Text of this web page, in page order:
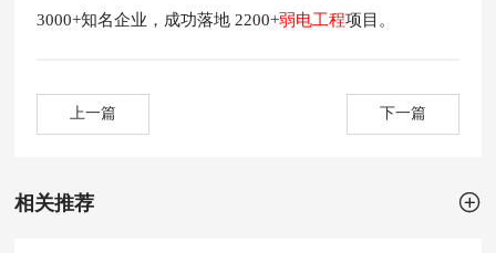
3000+知名企业，成功落地 2200+弱电工程项目。
上一篇 下一篇
相关推荐 